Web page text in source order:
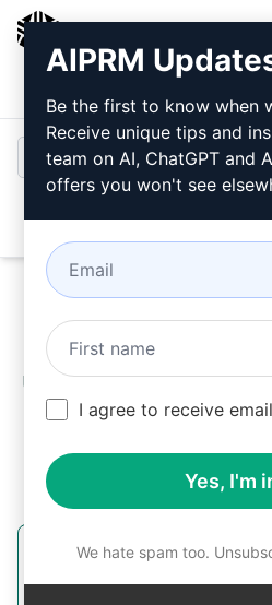
Inicio de sesión
Utilice estos Writing
después de
Descripción de
hashtags, emojis y
AIPRM
Be the first to know when
Receive unique tips and
team on AI, ChatGPT and
offers you won't see
I agree to receive
Yes, I'm
We hate spam too.